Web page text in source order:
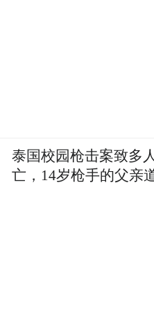
泰国校园枪击案致多
亡，14岁枪手的父亲